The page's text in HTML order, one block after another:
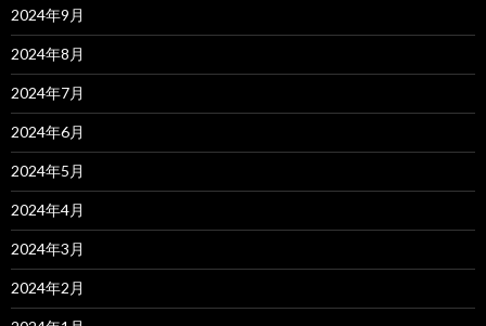
2024年9月
2024年8月
2024年7月
2024年6月
2024年5月
2024年4月
2024年3月
2024年2月